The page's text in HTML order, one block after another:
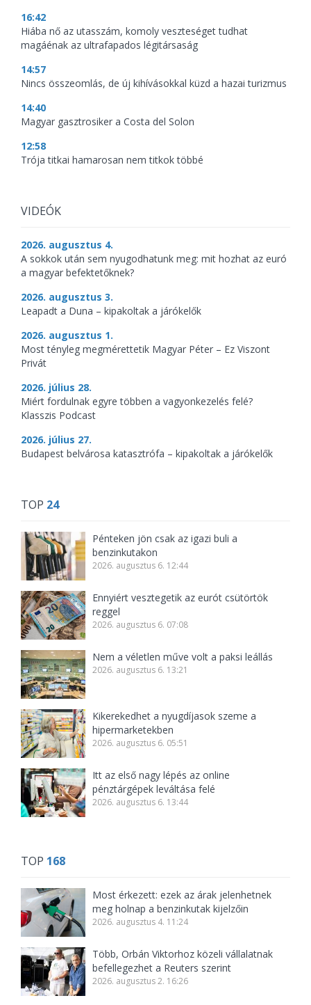
16:42
Hiába nő az utasszám, komoly veszteséget tudhat
magáénak az ultrafapados légitársaság
14:57
Nincs összeomlás, de új kihívásokkal küzd a hazai turizmus
14:40
Magyar gasztrosiker a Costa del Solon
12:58
Trója titkai hamarosan nem titkok többé
VIDEÓK
2026. augusztus 4.
A sokkok után sem nyugodhatunk meg: mit hozhat az euró
a magyar befektetőknek?
2026. augusztus 3.
Leapadt a Duna – kipakoltak a járókelők
2026. augusztus 1.
Most tényleg megmérettetik Magyar Péter – Ez Viszont
Privát
2026. július 28.
Miért fordulnak egyre többen a vagyonkezelés felé?
Klasszis Podcast
2026. július 27.
Budapest belvárosa katasztrófa – kipakoltak a járókelők
TOP 24
Pénteken jön csak az igazi buli a
benzinkutakon
2026. augusztus 6. 12:44
Ennyiért vesztegetik az eurót csütörtök
reggel
2026. augusztus 6. 07:08
Nem a véletlen műve volt a paksi leállás
2026. augusztus 6. 13:21
Kikerekedhet a nyugdíjasok szeme a
hipermarketekben
2026. augusztus 6. 05:51
Itt az első nagy lépés az online
pénztárgépek leváltása felé
2026. augusztus 6. 13:44
TOP 168
Most érkezett: ezek az árak jelenhetnek
meg holnap a benzinkutak kijelzőin
2026. augusztus 4. 11:24
Több, Orbán Viktorhoz közeli vállalatnak
befellegezhet a Reuters szerint
2026. augusztus 2. 16:26